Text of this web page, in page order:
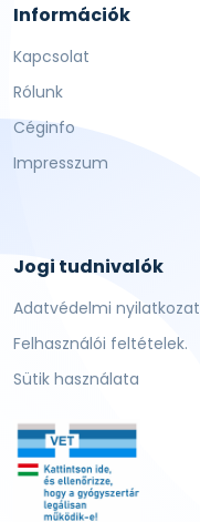
Információk
Kapcsolat
Rólunk
Céginfo
Impresszum
Jogi tudnivalók
Adatvédelmi nyilatkozat
Felhasználói feltételek.
Sütik használata